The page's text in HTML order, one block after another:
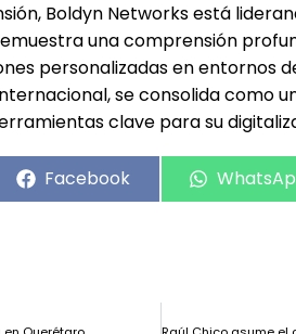
Boldyn Networks está
una comprensión
personalizadas en entornos
se consolida como
clave para su
Facebook